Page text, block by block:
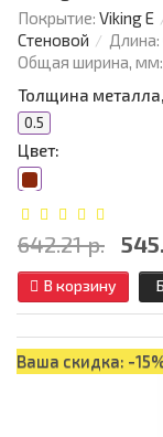
Покрытие: Viking E
Стеновой
Длина:
Общая ширина, мм:
Толщина
0.5
Цвет:
642.21 р.
В корзину
Ваша скидка: -